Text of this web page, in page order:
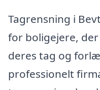
Tagrensning i
for boligejere,
deres tag og
professionelt